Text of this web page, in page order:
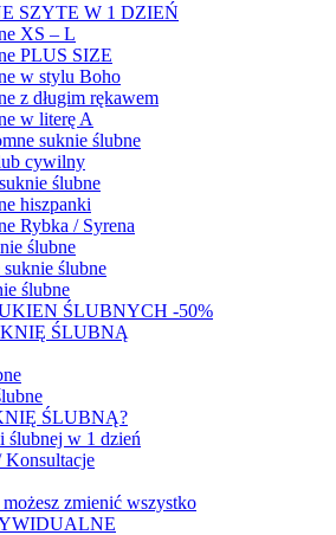
SZYTE W 1 DZIEŃ
XS – L
PLUS SIZE
w stylu Boho
z długim rękawem
w literę A
suknie ślubne
cywilny
ślubne
hiszpanki
Rybka / Syrena
ślubne
ślubne
ślubne
ŚLUBNYCH -50%
ŚLUBNĄ
ŚLUBNĄ?
ślubnej w 1 dzień
Konsultacje
zmienić wszystko